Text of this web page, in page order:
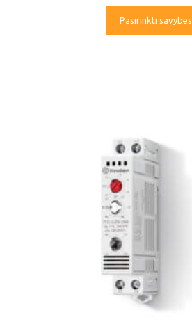
Pasirinkti savybes